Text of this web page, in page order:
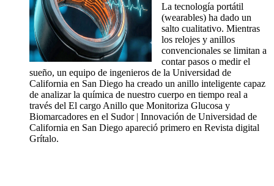
La tecnología portátil
(wearables) ha dado un
salto cualitativo. Mientras
los relojes y anillos
convencionales se limitan a
contar pasos o medir el
sueño, un equipo de ingenieros de la Universidad de
California en San Diego ha creado un anillo inteligente capaz
de analizar la química de nuestro cuerpo en tiempo real a
través del El cargo Anillo que Monitoriza Glucosa y
Biomarcadores en el Sudor | Innovación de Universidad de
California en San Diego apareció primero en Revista digital
Grítalo.